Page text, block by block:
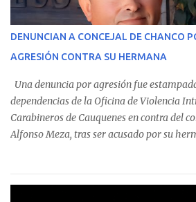
operaciones. Asimismo, se precisa que uno
corresponde a un funcionario de la
detectaron incumplimientos a la
precisa que la mayor cantidad de dinero
Talca, donde...
DENUNCIAN A CONCEJAL DE CHANCO
AGRESIÓN CONTRA SU HERMANA
Una denuncia por agresión fue
dependencias de la Oficina de Violencia
Carabineros de Cauquenes en contra del
Alfonso Meza, tras ser acusado por su
relató que los hechos ocurrieron cerca de